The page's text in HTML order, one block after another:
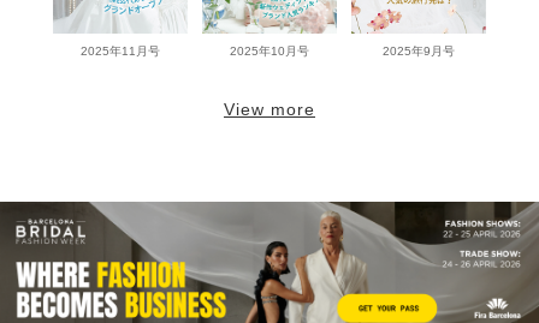
2025年11月号 2025年10月号 2025年9月号
View more